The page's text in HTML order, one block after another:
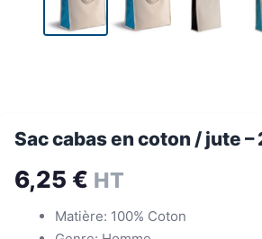
Sac cabas en coton / jute –
6,25 € HT
Matière: 100% Coton